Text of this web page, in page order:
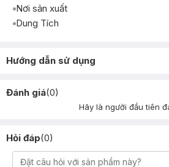
Nơi sản xuất
Dung Tích
Hướng dẫn sử dụng
Đánh giá(0)
Hãy là người đầu tiên
Hỏi đáp(0)